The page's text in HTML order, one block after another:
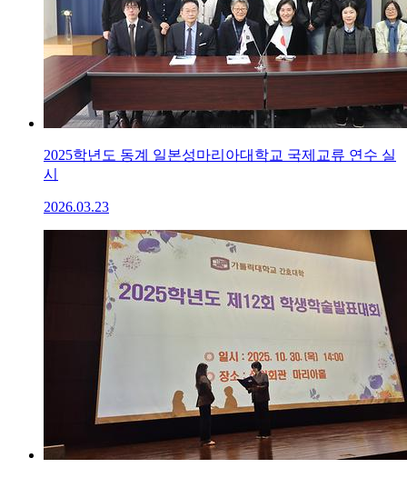
2025학년도 동계 일본성마리아대학교 국제교류 연수 실
시
2026.03.23